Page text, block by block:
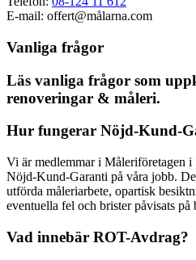
E-mail: offert@målarna.com
Vanliga frågor
Läs vanliga frågor som
renoveringar & måleri.
Hur fungerar Nöjd-Kund-
Vi är medlemmar i Måleriföretagen
Nöjd-Kund-Garanti på våra jobb.
utförda måleriarbete, opartisk
eventuella fel och brister påvisats på
Vad innebär ROT-Avdrag?